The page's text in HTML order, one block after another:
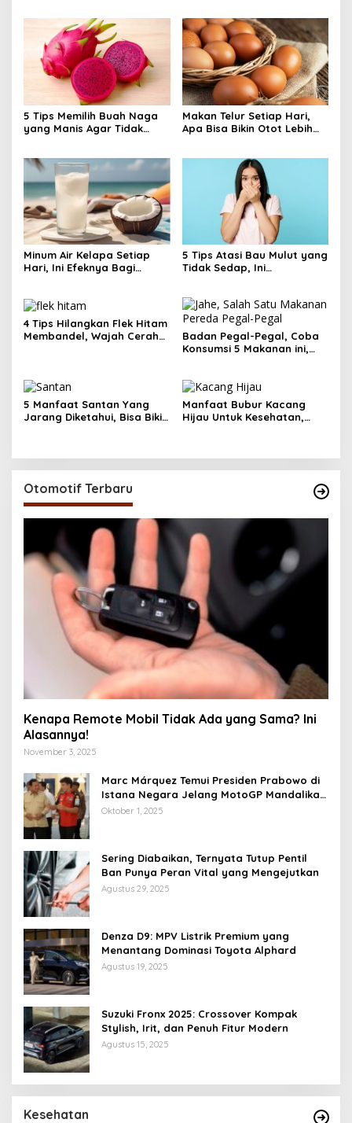
5 Tips Memilih Buah Naga
yang Manis Agar Tidak
Makan Telur Setiap Hari,
Apa Bisa Bikin Otot Lebih
Minum Air Kelapa Setiap
Hari, Ini Efeknya Bagi
5 Tips Atasi Bau Mulut yang
Tidak Sedap, Ini
4 Tips Hilangkan Flek Hitam
Membandel, Wajah Cerah
Badan Pegal-Pegal, Coba
Konsumsi 5 Makanan ini,
5 Manfaat Santan Yang
Jarang Diketahui, Bisa Bikin
Manfaat Bubur Kacang
Hijau Untuk Kesehatan,
Otomotif Terbaru
Kenapa Remote Mobil Tidak Ada yang Sama? Ini
Alasannya!
November 3, 2025
Marc Márquez Temui Presiden Prabowo di
Istana Negara Jelang MotoGP Mandalika
2025
Oktober 1, 2025
Sering Diabaikan, Ternyata Tutup Pentil
Ban Punya Peran Vital yang Mengejutkan
Agustus 29, 2025
Denza D9: MPV Listrik Premium yang
Menantang Dominasi Toyota Alphard
Agustus 19, 2025
Suzuki Fronx 2025: Crossover Kompak
Stylish, Irit, dan Penuh Fitur Modern
Agustus 15, 2025
Kesehatan